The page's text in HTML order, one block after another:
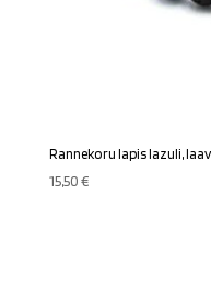
Rannekoru lapis lazuli,
15,50€